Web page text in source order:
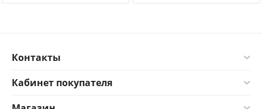
Контакты
Кабинет покупателя